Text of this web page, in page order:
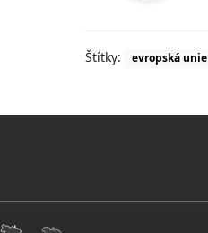
Štítky: evropská unie